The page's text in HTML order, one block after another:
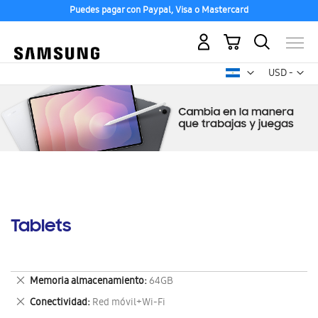
Puedes pagar con Paypal, Visa o Mastercard
USD -
dólar
Mi carrito
Tablets
Memoria almacenamiento 64GB
Eliminar
este
artículo
Conectividad Red móvil+Wi-Fi
Eliminar